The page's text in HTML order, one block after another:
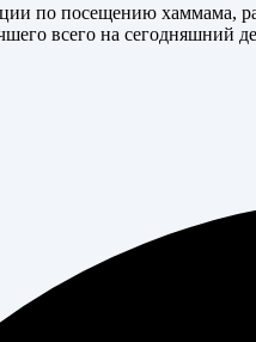
по посещению хаммама,
всего на сегодняшний